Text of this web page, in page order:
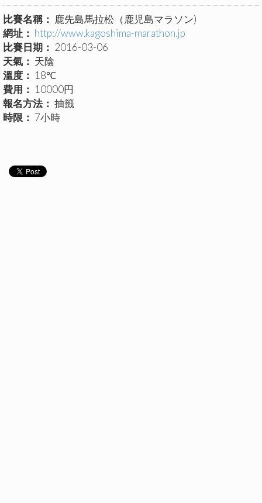
比賽名稱： 鹿先島馬拉松（鹿児島マラソン)
網址： http://www.kagoshima-marathon.jp
比賽日期： 2016-03-06
天氣： 天陰
溫度： 18℃
費用： 10000円
報名方法： 抽籤
時限： 7小時